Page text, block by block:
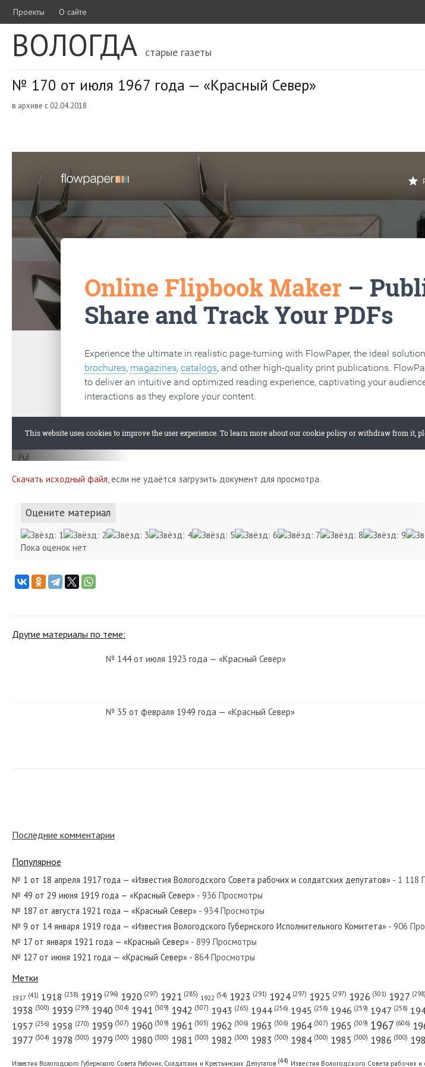
Проекты О сайте
ВОЛОГДА старые газеты
№ 170 от июля 1967 года — «Красный Север»
в архиве с 02.04.2018
Скачать исходный файл, если не удаётся загрузить документ для просмотра.
Оцените материал
Пока оценок нет
Другие материалы по теме:
№ 144 от июля 1923 года — «Красный Север»
№ 35 от февраля 1949 года — «Красный Север»
№ 187 от августа 1976 года — «Красный Север»
№ 165 от августа 1949 года — «Красный Север»
Последние комментарии
Популярное
№ 1 от 18 апреля 1917 года — «Известия Вологодского Совета рабочих и солдатских депутатов» - 1 118
№ 49 от 29 июня 1919 года — «Красный Север» - 936 Просмотры
№ 187 от августа 1921 года — «Красный Север» - 934 Просмотры
№ 9 от 14 января 1919 года — «Известия Вологодского Губернского Исполнительного Комитета» - 906
№ 17 от января 1921 года — «Красный Север» - 899 Просмотры
№ 127 от июня 1921 года — «Красный Север» - 864 Просмотры
Метки
1917 (41) 1918 (238) 1919 (296) 1920 (297) 1921 (285) 1922 (54) 1923 (291) 1924 (297) 1925 (297) 1926 (301) 1927 (298)
1938 (300) 1939 (299) 1940 (304) 1941 (309) 1942 (307) 1943 (265) 1944 (256) 1945 (258) 1946 (259) 1947 (258)
1957 (256) 1958 (270) 1959 (307) 1960 (309) 1961 (305) 1962 (306) 1963 (306) 1964 (307) 1965 (309) 1967 (606)
1977 (304) 1978 (300) 1979 (300) 1980 (300) 1981 (300) 1982 (300) 1983 (300) 1984 (300) 1985 (300) 1986 (300)
Известия Вологодского Губернского Совета Рабочих, Солдатских и Крестьянских Депутатов (44) Известия Вологодского Совета рабочих и